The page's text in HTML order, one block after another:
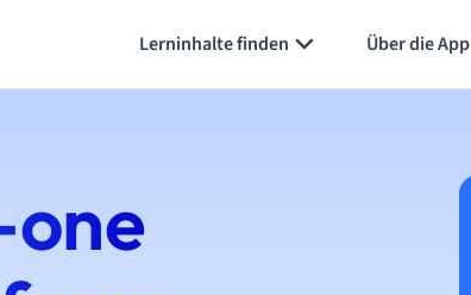
Lerninhalte finden Über die App